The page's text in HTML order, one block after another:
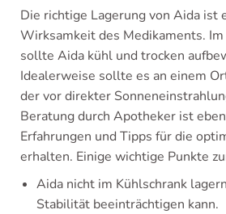
Die richtige Lagerung von Aida ist
Wirksamkeit des Medikaments.
sollte Aida kühl und trocken
Idealerweise sollte es an einem
der vor direkter
Beratung durch Apotheker ist
Erfahrungen und Tipps für die
erhalten. Einige wichtige Punkte
Aida nicht im Kühlschrank
Stabilität beeinträchtigen kann.